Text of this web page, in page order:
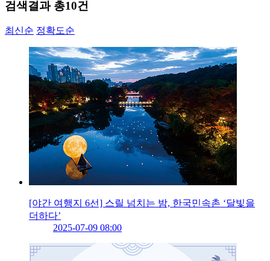
검색결과 총10건
최신순 정확도순
[야간 여행지 6선] 스릴 넘치는 밤, 한국민속촌 ‘달빛을
더하다’
2025-07-09 08:00